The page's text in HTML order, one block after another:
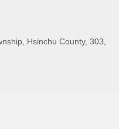
Hsinchu County, 303,